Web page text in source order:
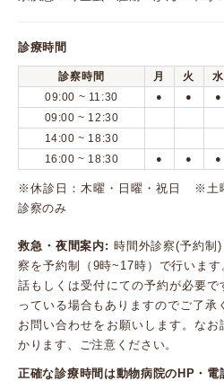
診療時間
診察時間 月 火 水
09:00 ~ 11:30
● ● ●
09:00 ~ 12:30
14:00 ~ 18:30
16:00 ~ 18:30 ● ● ●
※休診日：木曜・日曜・祝日 ※土
診察のみ
救急・夜間案内: 時間外診察(予約制
察を予約制（9時~17時）で行いま
話もしくは受付にての予約が必要で
っている場合もありますのでご了承
お問い合わせをお願いします。な
かります、ご注意ください。
正確な診療時間は動物病院のHP・電